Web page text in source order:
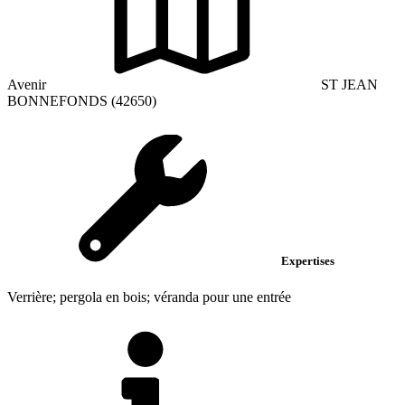
Avenir
ST JEAN
BONNEFONDS (42650)
Expertises
Verrière; pergola en bois; véranda pour une entrée